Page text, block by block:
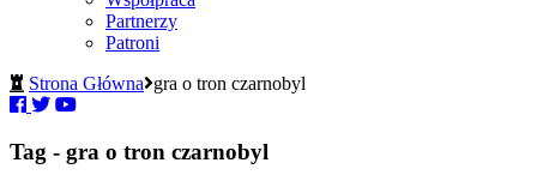
Partnerzy
Patroni
Strona Główna gra o tron czarnobyl
Tag - gra o tron czarnobyl